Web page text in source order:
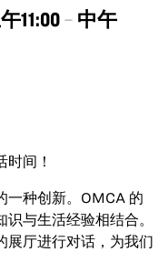
午11:00– 中午
间！
一种创新。OMCA 的
与生活经验相结合。
展厅进行对话，为我们